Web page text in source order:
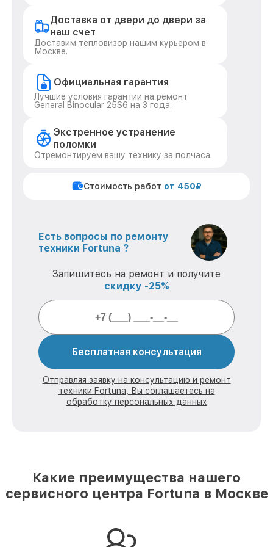
Доставка от двери до двери за
наш счет
Доставим тепловизор нашим курьером в
Москве.
Официальная гарантия
Лучшие условия гарантии на ремонт
General Binocular 25S6 на 3 года.
Экстренное устранение
поломки
Отремонтируем вашу технику за полчаса.
Стоимость работ от 450₽
Есть вопросы по ремонту
техники Fortuna ?
Запишитесь на ремонт и получите
скидку -25%
Бесплатная консультация
Отправляя заявку на консультацию и ремонт
техники Fortuna, Вы соглашаетесь на
обработку персональных данных
Какие преимущества нашего
сервисного центра Fortuna в Москве